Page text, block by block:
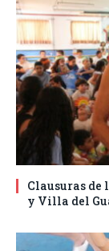
Clausuras de
y Villa del